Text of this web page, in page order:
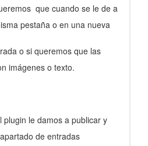
que cuando se le de a
pestaña o en una nueva
o si queremos que las
imágenes o texto.
plugin le damos a publicar y
de entradas